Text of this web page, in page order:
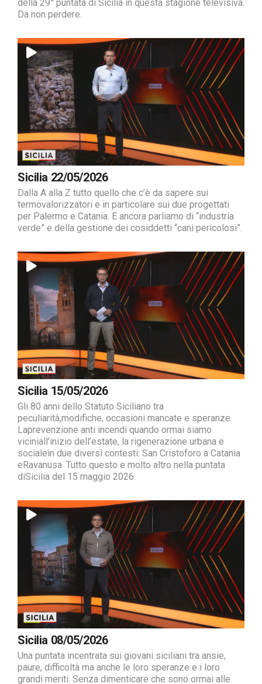
della 29° puntata di Sicilia in questa stagione televisiva.
Da non perdere.
Sicilia 22/05/2026
Dalla A alla Z tutto quello che c’è da sapere sui
termovalorizzatori e in particolare sui due progettati
per Palermo e Catania. E ancora parliamo di “industria
verde” e della gestione dei cosiddetti “cani pericolosi”.
Sicilia 15/05/2026
Gli 80 anni dello Statuto Siciliano tra
peculiarità,modifiche, occasioni mancate e speranze.
Laprevenzione anti incendi quando ormai siamo
viciniall’inizio dell’estate, la rigenerazione urbana e
socialein due diversi contesti: San Cristoforo a Catania
eRavanusa. Tutto questo e molto altro nella puntata
diSicilia del 15 maggio 2026.
Sicilia 08/05/2026
Una puntata incentrata sui giovani siciliani tra ansie,
paure, difficoltà ma anche le loro speranze e i loro
grandi meriti. Senza dimenticare che sono ormai alle